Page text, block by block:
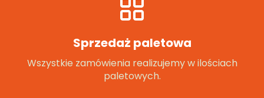
Sprzedaż paletowa
Wszystkie zamówienia realizujemy w ilościach
paletowych.